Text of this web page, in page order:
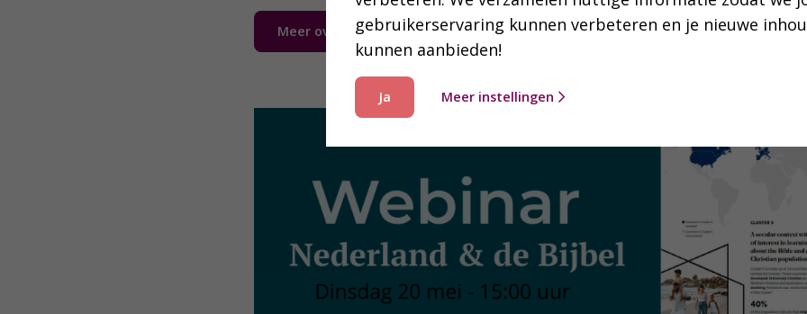
Meer over dit Bijbelonderzoek
gebruikerservaring kunnen verbeteren en je nieuwe
kunnen aanbieden!
Ja Meer instellingen